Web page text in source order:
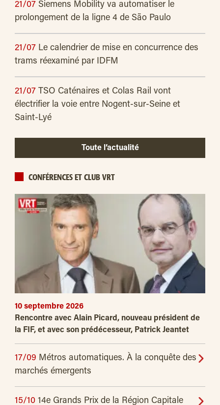
21/07 Siemens Mobility va automatiser le
prolongement de la ligne 4 de São Paulo
21/07 Le calendrier de mise en concurrence des
trams réexaminé par IDFM
21/07 TSO Caténaires et Colas Rail vont
électrifier la voie entre Nogent-sur-Seine et
Saint-Lyé
Toute l’actualité
CONFÉRENCES ET CLUB VRT
10 septembre 2026
Rencontre avec Alain Picard, nouveau président de
la FIF, et avec son prédécesseur, Patrick Jeantet
17/09 Métros automatiques. À la conquête des
marchés émergents
15/10 14e Grands Prix de la Région Capitale